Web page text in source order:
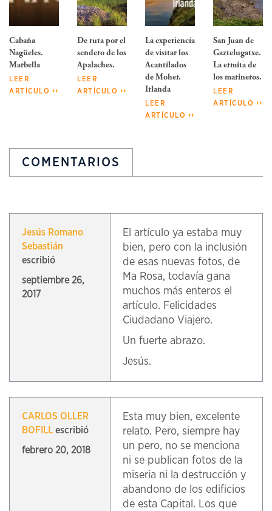
Cabaña
Nagüeles.
Marbella
LEER
ARTÍCULO
De ruta por el
sendero de los
Apalaches.
LEER
ARTÍCULO
La experiencia
de visitar los
Acantilados
de Moher.
Irlanda
LEER
ARTÍCULO
San Juan de
Gaztelugatxe.
La ermita de
los marineros.
LEER
ARTÍCULO
COMENTARIOS
Jesús Romano
Sebastián
escribió
septiembre 26,
2017
El artículo ya estaba muy
bien, pero con la inclusión
de esas nuevas fotos, de
Ma Rosa, todavía gana
muchos más enteros el
artículo. Felicidades
Ciudadano Viajero.
Un fuerte abrazo.
Jesús.
CARLOS OLLER
BOFILL escribió
febrero 20, 2018
Esta muy bien, excelente
relato. Pero, siempre hay
un pero, no se menciona
ni se publican fotos de la
miseria ni la destrucción y
abandono de los edificios
de esta Capital. Los que